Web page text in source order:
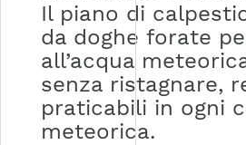
Il piano di
da doghe forate
all’acqua
senza ristagnare,
praticabili in ogni
meteorica.